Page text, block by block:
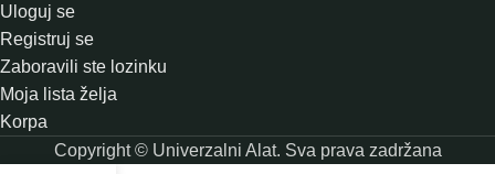
Uloguj se
Registruj se
Zaboravili ste lozinku
Moja lista želja
Korpa
Copyright © Univerzalni Alat. Sva prava zadržana